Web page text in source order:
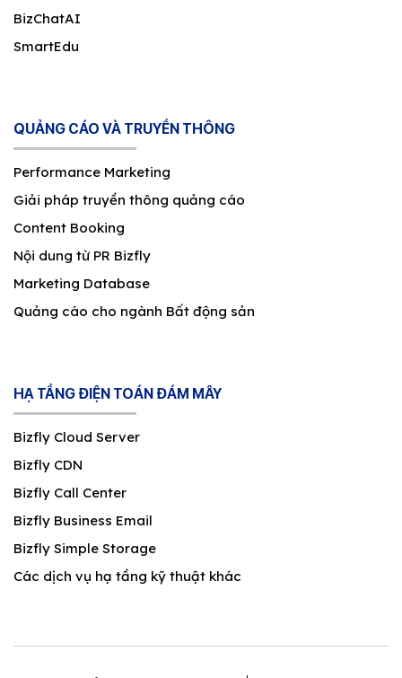
BizChatAI
SmartEdu
QUẢNG CÁO VÀ TRUYỀN THÔNG
Performance Marketing
Giải pháp truyền thông quảng cáo
Content Booking
Nội dung từ PR Bizfly
Marketing Database
Quảng cáo cho ngành Bất động sản
HẠ TẦNG ĐIỆN TOÁN ĐÁM MÂY
Bizfly Cloud Server
Bizfly CDN
Bizfly Call Center
Bizfly Business Email
Bizfly Simple Storage
Các dịch vụ hạ tầng kỹ thuật khác